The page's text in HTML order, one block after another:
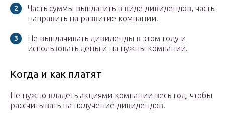
Часть суммы выплатить в виде дивидендов, часть
направить на развитие компании.
Не выплачивать дивиденды в этом году и
использовать деньги на нужны компании.
Когда и как платят
Не нужно владеть акциями компании весь год, чтобы
рассчитывать на получение дивидендов.